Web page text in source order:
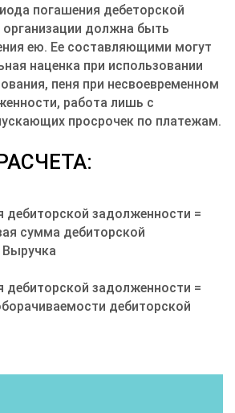
погашения дебеторской
должна быть
ею. Ее составляющими могут
наценка при использовании
пеня при несвоевременном
работа лишь с
просрочек по платежам.
дебиторской задолженности =
сумма дебиторской
дебиторской задолженности =
дебиторской